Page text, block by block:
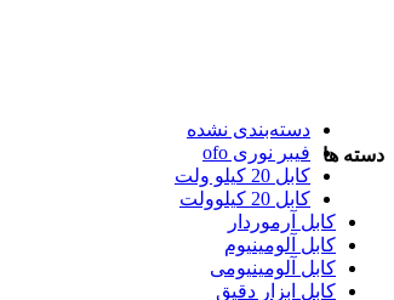
دسته ها
دسته‌بندی نشده
فیبر نوری ofo
کابل 20 کیلو ولت
کابل 20 کیلوولت
کابل آرموردار
کابل آلومینیوم
کابل آلومینیومی
کابل ابزار دقیق